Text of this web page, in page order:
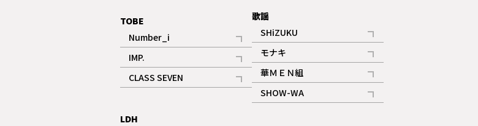
TOBE
Number_i
記事
IMP.
記事
CLASS SEVEN
記事
LDH
歌謡
SHiZUKU
記事
モナキ
記事
華ＭＥＮ組
記事
SHOW-WA
記事